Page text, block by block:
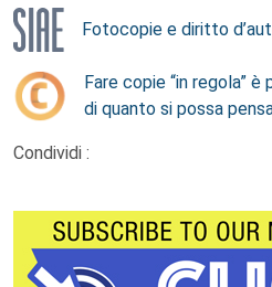
Fotocopie e diritto
Fare copie “in regola” è
di quanto si possa
Condividi :